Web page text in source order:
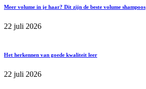
Meer volume in je haar? Dit zijn de beste volume shampoos
22 juli 2026
Het herkennen van goede kwaliteit leer
22 juli 2026